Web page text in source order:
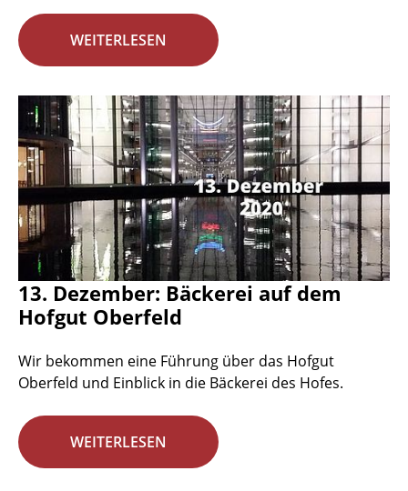
WEITERLESEN
13. Dezember: Bäckerei auf dem
Hofgut Oberfeld
Wir bekommen eine Führung über das Hofgut
Oberfeld und Einblick in die Bäckerei des Hofes.
WEITERLESEN